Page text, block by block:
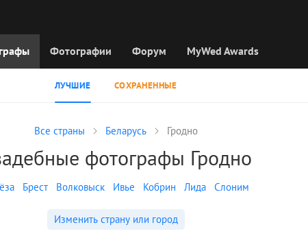
Фотографии Форум MyWed Awards
ЛУЧШИЕ СОХРАНЕННЫЕ
Все страны Беларусь Гродно
фотографы Гродно
Брест Волковыск Ивье Кобрин Лида Слоним
Изменить страну или город